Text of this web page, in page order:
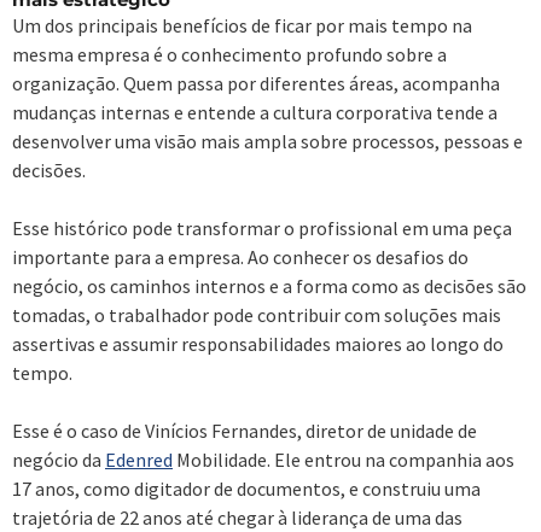
Um dos principais benefícios de ficar por mais tempo na
mesma empresa é o conhecimento profundo sobre a
organização. Quem passa por diferentes áreas, acompanha
mudanças internas e entende a cultura corporativa tende a
desenvolver uma visão mais ampla sobre processos, pessoas e
decisões.
Esse histórico pode transformar o profissional em uma peça
importante para a empresa. Ao conhecer os desafios do
negócio, os caminhos internos e a forma como as decisões são
tomadas, o trabalhador pode contribuir com soluções mais
assertivas e assumir responsabilidades maiores ao longo do
tempo.
Esse é o caso de Vinícios Fernandes, diretor de unidade de
negócio da Edenred Mobilidade. Ele entrou na companhia aos
17 anos, como digitador de documentos, e construiu uma
trajetória de 22 anos até chegar à liderança de uma das